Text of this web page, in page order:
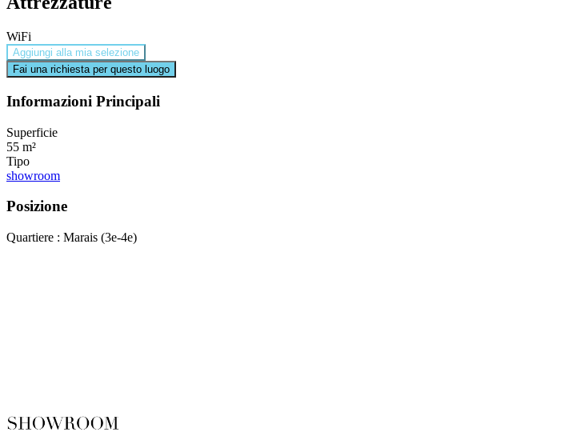
WiFi
Aggiungi alla mia selezione
Fai una richiesta per questo luogo
Informazioni Principali
Superficie
55 m²
Tipo
showroom
Posizione
Quartiere : Marais (3e-4e)